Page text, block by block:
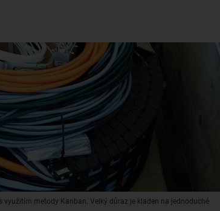
metody Kanban. Velký důraz je kladen na jednoduché